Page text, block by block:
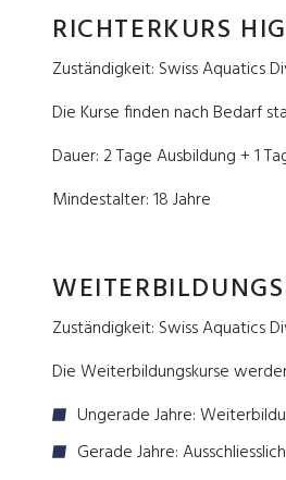
RICHTERKURS
Zuständigkeit: Swiss Aquatics
Die Kurse finden nach Bedarf
Dauer: 2 Tage Ausbildung + 1
Mindestalter: 18 Jahre
Zuständigkeit: Swiss Aquatics
Die Weiterbildungskurse
Ungerade Jahre:
Gerade Jahre: